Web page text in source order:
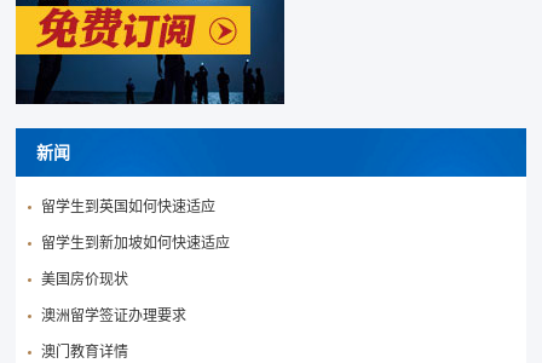
新闻
留学生到英国如何快速适应
留学生到新加坡如何快速适应
美国房价现状
澳洲留学签证办理要求
澳门教育详情